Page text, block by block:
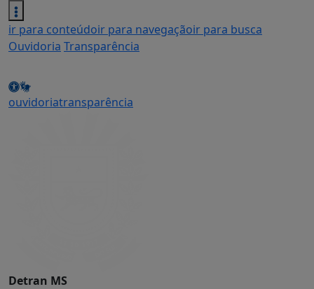
ir para conteúdoir para navegaçãoir para busca
Ouvidoria Transparência
ouvidoriatransparência
Detran MS